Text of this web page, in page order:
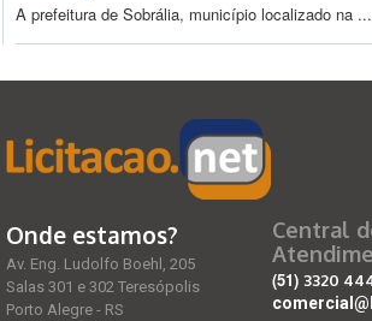
A prefeitura de Sobrália, município localizado na ...
Onde estamos?
Av. Eng. Ludolfo Boehl, 205
Salas 301 e 302 Teresópolis
Porto Alegre - RS
Central
(51) 3320